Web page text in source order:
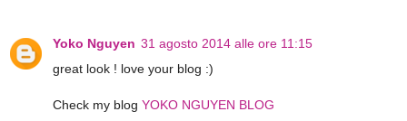
Yoko Nguyen 31 agosto 2014 alle ore 11:15
great look ! love your blog :)
Check my blog YOKO NGUYEN BLOG